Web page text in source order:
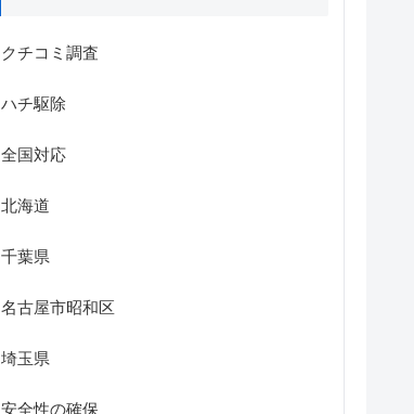
クチコミ調査
ハチ駆除
全国対応
北海道
千葉県
名古屋市昭和区
埼玉県
安全性の確保